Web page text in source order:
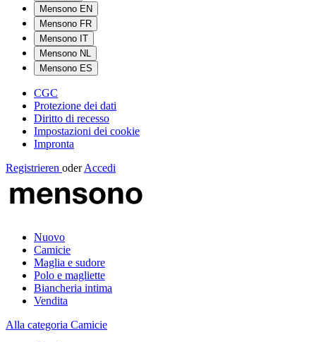
Mensono EN
Mensono FR
Mensono IT
Mensono NL
Mensono ES
CGC
Protezione dei dati
Diritto di recesso
Impostazioni dei cookie
Impronta
Registrieren oder Accedi
Nuovo
Camicie
Maglia e sudore
Polo e magliette
Biancheria intima
Vendita
Alla categoria Camicie